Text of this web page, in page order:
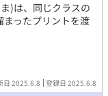
)は、同じクラスの
ったプリントを渡
日 2025.6.8 登録日 2025.6.8